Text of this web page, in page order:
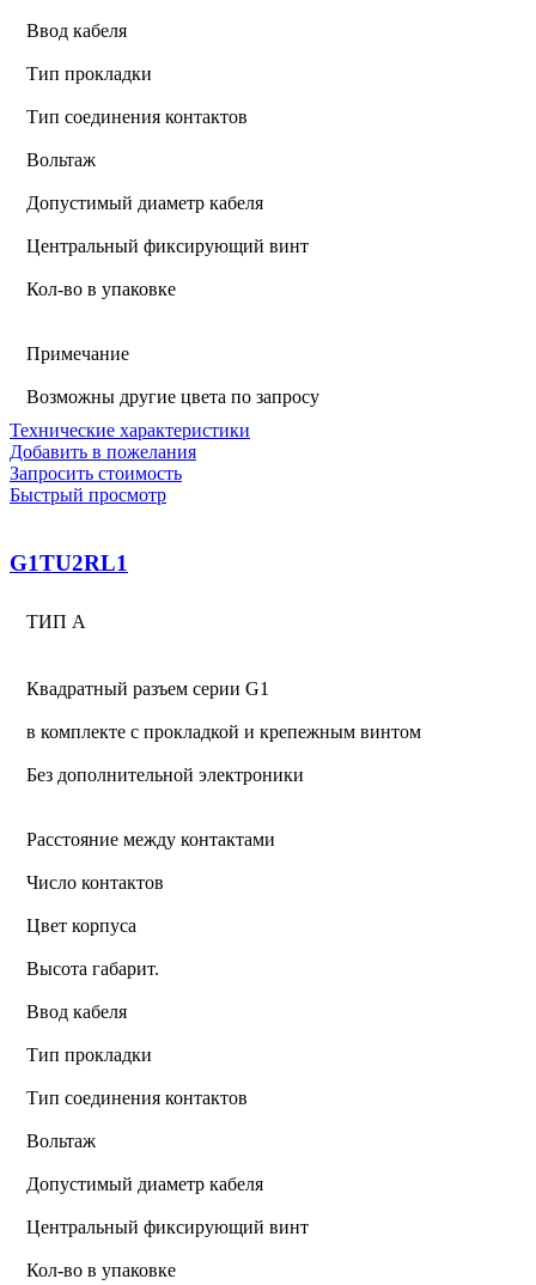
Ввод кабеля
Тип прокладки
Тип соединения контактов
Вольтаж
Допустимый диаметр кабеля
Центральный фиксирующий винт
Кол-во в упаковке
Примечание
Возможны другие цвета по запросу
Технические характеристики
Добавить в пожелания
Запросить стоимость
Быстрый просмотр
G1TU2RL1
ТИП А
Квадратный разъем серии G1
в комплекте с прокладкой и крепежным винтом
Без дополнительной электроники
Расстояние между контактами
Число контактов
Цвет корпуса
Высота габарит.
Ввод кабеля
Тип прокладки
Тип соединения контактов
Вольтаж
Допустимый диаметр кабеля
Центральный фиксирующий винт
Кол-во в упаковке